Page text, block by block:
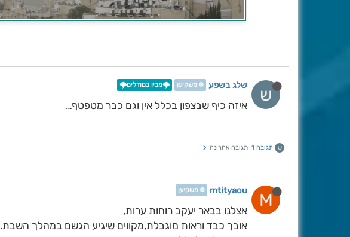
ש שלג בשפע ❄️ משקיען 🌩️מבין במודלים🌩️
איזה כיף שבצפון בכלל אין וגם כבר מטפטף…
ש תגובה 1 תגובה אחרונה
M
mtityaou ❄️ משקיען
אצלנו בבאר יעקב רוחות ערות,
אובך כבד וראות מוגבלת,מקווים שיגיע הגשם במהלך השבת.